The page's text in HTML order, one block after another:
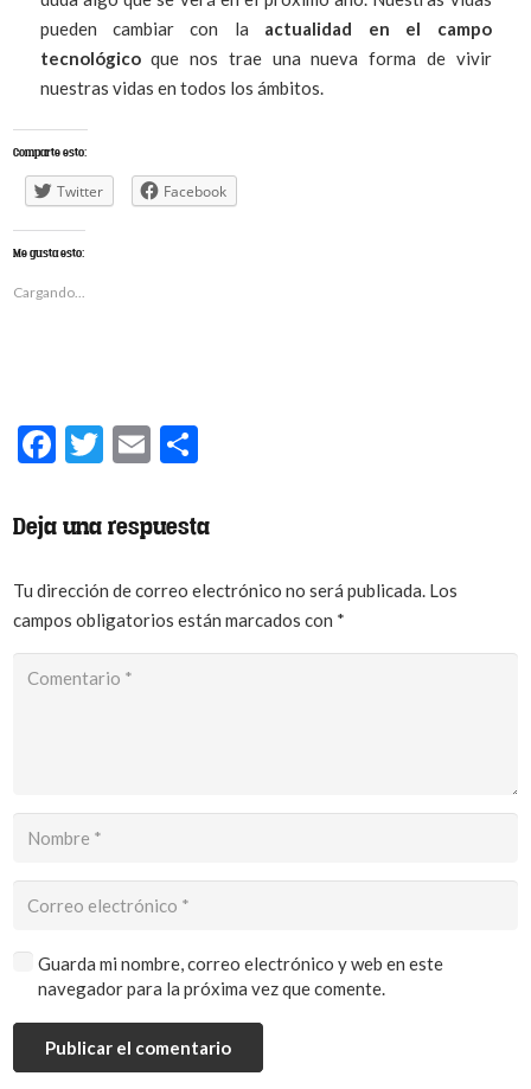
pueden cambiar con la actualidad en el campo
tecnológicoque nos trae una nueva forma de vivir
nuestras vidas en todos los ámbitos.
Comparte esto:
Twitter Facebook
Me gusta esto:
Cargando...
Facebook
Twitter
Email
Deja una respuesta
Tu dirección de correo electrónico no será publicada. Los
campos obligatorios están marcados con *
Guarda mi nombre, correo electrónico y web en este
navegador para la próxima vez que comente.
Publicar el comentario